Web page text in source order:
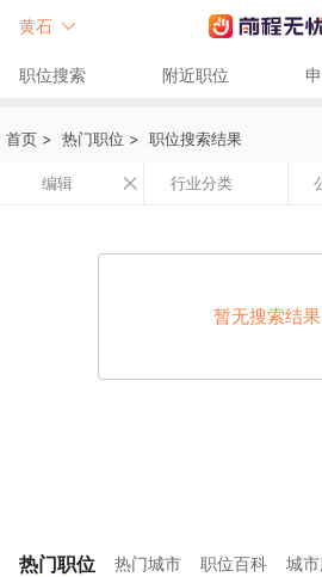
黄石
职位搜索 附近职位
首页 > 热门职位 > 职位搜索结果
编辑 行业分类
暂无搜索结果
热门职位 热门城市 职位百科 城